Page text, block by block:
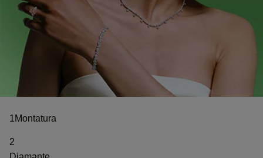
1Montatura
2